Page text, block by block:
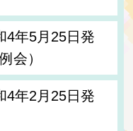
年5月25日発
会）
年2月25日発